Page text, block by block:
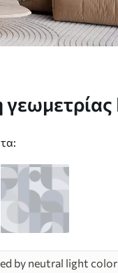
by neutral light